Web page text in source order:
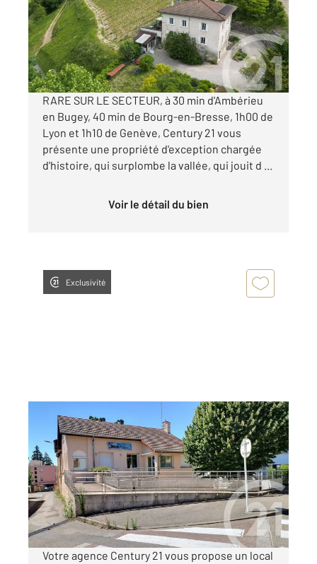
Maison à vendre
319 000 €
Visiter le site dédié
RARE SUR LE SECTEUR, à 30 min d'Ambérieu
en Bugey, 40 min de Bourg-en-Bresse, 1h00 de
Lyon et 1h10 de Genève, Century 21 vous
présente une propriété d'exception chargée
d'histoire, qui surplombe la vallée, qui jouit d ...
Voir le détail du bien
Exclusivité
AMBERIEU EN BUGEY 01
217,32 m2, 8 pièces
Ref : 8134
Maison à vendre
252 000 €
Visiter le site dédié
Votre agence Century 21 vous propose un local